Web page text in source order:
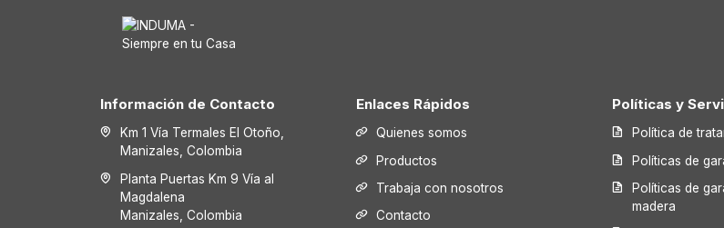
Información de Contacto
Km 1 Vía Termales El Otoño,
Manizales, Colombia
Planta Puertas Km 9 Vía al
Magdalena
Manizales, Colombia
Enlaces Rápidos
Quienes somos
Productos
Trabaja con nosotros
Contacto
Políticas y
Política de
Políticas de
Políticas de
madera